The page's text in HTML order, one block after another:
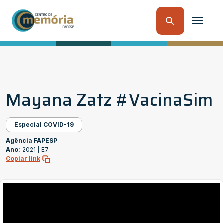
Mayana Zatz #VacinaSim
Especial COVID-19
Agência FAPESP
Ano: 2021 |
E7
Copiar link